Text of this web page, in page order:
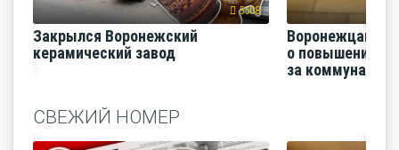
5508
Закрылся Воронежский
керамический завод
Воронежцам
о повышении
за
СВЕЖИЙ НОМЕР